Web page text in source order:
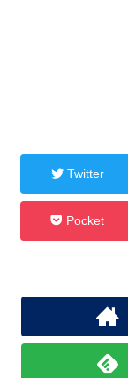
Twitter
Pocket